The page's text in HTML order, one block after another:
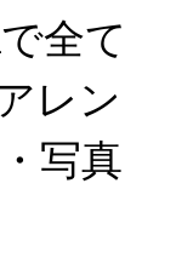
全て
レン
写真